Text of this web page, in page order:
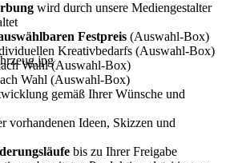
wird durch unsere Mediengestalter
Festpreis (Auswahl-Box)
Kreativbedarfs (Auswahl-Box)
Wahl (Auswahl-Box)
Wahl (Auswahl-Box)
gemäß Ihrer Wünsche und
vorhandenen Ideen, Skizzen und
bis zu Ihrer Freigabe